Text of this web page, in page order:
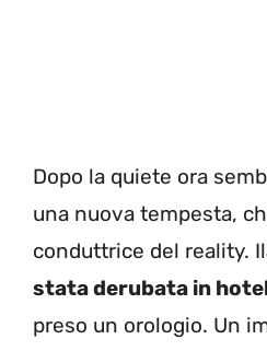
Dopo la quiete ora
una nuova tempesta,
conduttrice del reality.
stata derubata in
preso un orologio. Un